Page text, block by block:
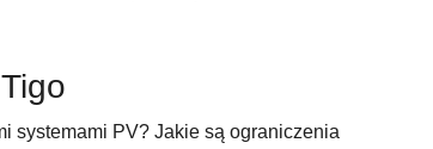
systemami PV? Jakie są ograniczenia